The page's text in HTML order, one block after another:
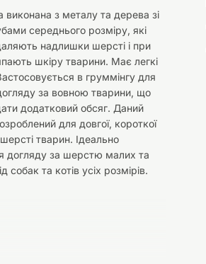
та аскесуари
виконана з металу та дерева зі
середнього розміру, які
надлишки шерсті і при
шкіру тварини. Має легкі
в груммінгу для
за вовною тварини, що
додатковий обсяг. Даний
для довгої, короткої
тварин. Ідеально
догляду за шерстю малих та
собак та котів усіх розмірів.